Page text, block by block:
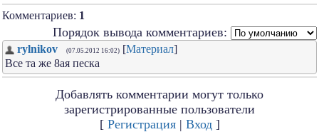
Комментариев: 1
Порядок вывода комментариев:
rylnikov (07.05.2012 16:02) [Материал]
Все та же 8ая песка
Добавлять комментарии могут только
зарегистрированные пользователи
[ Регистрация| Вход]